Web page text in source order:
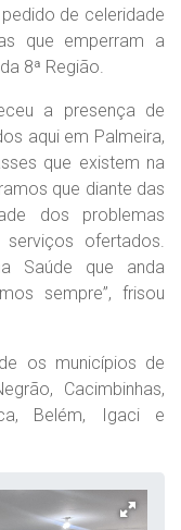
de celeridade
que emperram a
8ª Região.
a presença de
aqui em Palmeira,
que existem na
que diante das
dos problemas
ofertados.
Saúde que anda
sempre”, frisou
os municípios de
Cacimbinhas,
Belém, Igaci e